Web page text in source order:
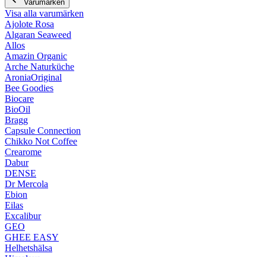
Varumärken
Visa alla varumärken
Ajolote Rosa
Algaran Seaweed
Allos
Amazin Organic
Arche Naturküche
AroniaOriginal
Bee Goodies
Biocare
BioOil
Bragg
Capsule Connection
Chikko Not Coffee
Crearome
Dabur
DENSE
Dr Mercola
Ebion
Eilas
Excalibur
GEO
GHEE EASY
Helhetshälsa